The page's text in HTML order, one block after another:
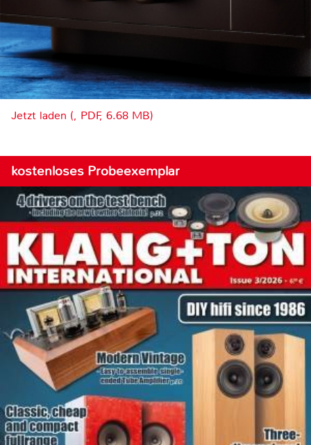
Jetzt laden (, PDF, 6.68 MB)
kostenloses Probeexemplar